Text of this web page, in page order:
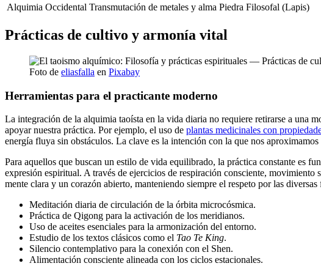
Alquimia Occidental Transmutación de metales y alma Piedra Filosofal (Lapis)
Prácticas de cultivo y armonía vital
Foto de eliasfalla en Pixabay
Herramientas para el practicante moderno
La integración de la alquimia taoísta en la vida diaria no requiere retirarse a una
apoyar nuestra práctica. Por ejemplo, el uso de plantas medicinales con
energía fluya sin obstáculos. La clave es la intención con la que nos aproximamos
Para aquellos que buscan un estilo de vida equilibrado, la práctica constante es
expresión espiritual. A través de ejercicios de respiración consciente,
mente clara y un corazón abierto, manteniendo siempre el respeto por las
Meditación diaria de circulación de la órbita microcósmica.
Práctica de Qigong para la activación de los meridianos.
Uso de aceites esenciales para la armonización del entorno.
Estudio de los textos clásicos como el Tao Te King.
Silencio contemplativo para la conexión con el Shen.
Alimentación consciente alineada con los ciclos estacionales.